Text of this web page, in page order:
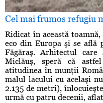
Cel mai frumos refugiu
Ridicat în această
eco din Europa şi se află
Făgăraş. Arhitectul
Miclăuş, speră că
atitudinea în munţii
malul lacului cu acelaşi
2.135 de metri),
urmă cu patru decenii,